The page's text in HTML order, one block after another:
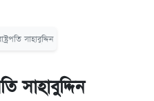
সাহাবুদ্দিন
সাহাবুদ্দিন